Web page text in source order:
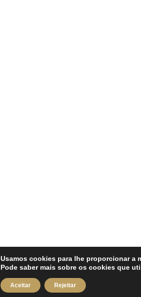
Usamos cookies para lhe proporcionar a
Pode saber mais sobre os cookies que
Aceitar Rejeitar